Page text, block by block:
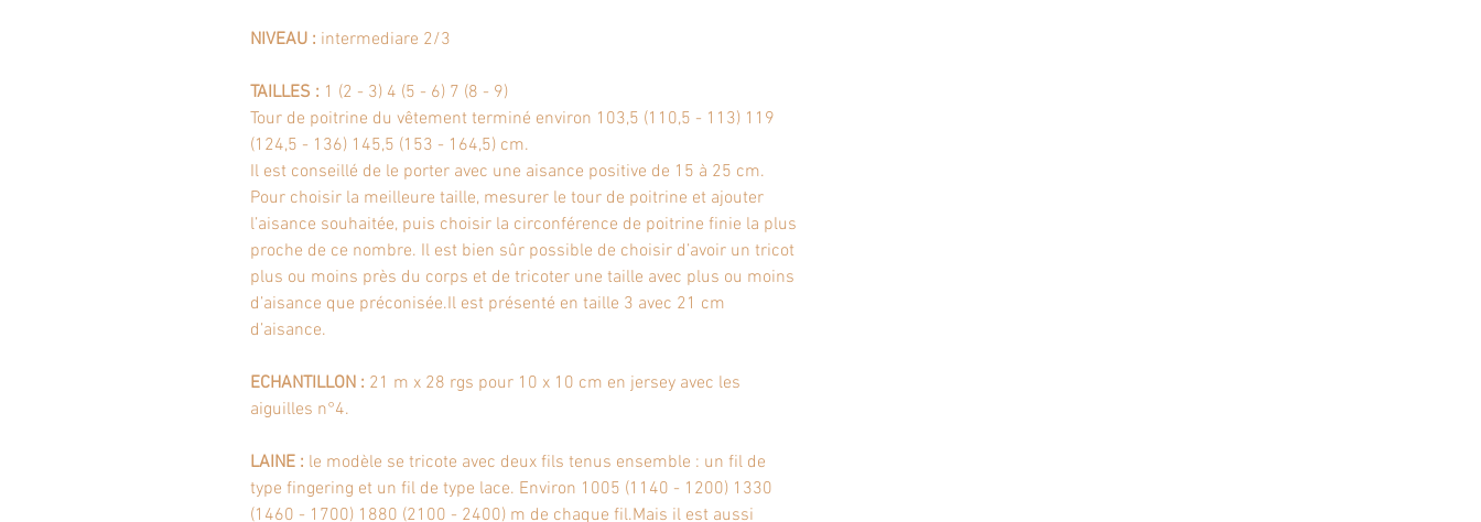
NIVEAU : intermediare 2/3
TAILLES : 1 (2 - 3) 4 (5 - 6) 7 (8 - 9)
Tour de poitrine du vêtement terminé environ 103,5 (110,5 - 113) 119
(124,5 - 136) 145,5 (153 - 164,5) cm.
Il est conseillé de le porter avec une aisance positive de 15 à 25 cm.
Pour choisir la meilleure taille, mesurer le tour de poitrine et ajouter
l’aisance souhaitée, puis choisir la circonférence de poitrine finie la plus
proche de ce nombre. Il est bien sûr possible de choisir d’avoir un tricot
plus ou moins près du corps et de tricoter une taille avec plus ou moins
d’aisance que préconisée.Il est présenté en taille 3 avec 21 cm
d’aisance.
ECHANTILLON : 21 m x 28 rgs pour 10 x 10 cm en jersey avec les
aiguilles n°4.
LAINE : le modèle se tricote avec deux fils tenus ensemble : un fil de
type fingering et un fil de type lace. Environ 1005 (1140 - 1200) 1330
(1460 - 1700) 1880 (2100 - 2400) m de chaque fil.Mais il est aussi